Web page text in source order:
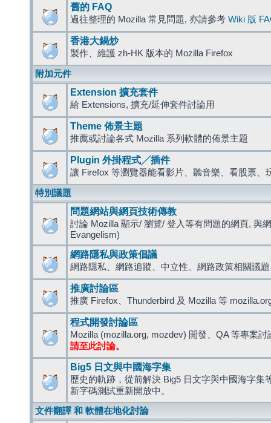
舊的 FAQ
過往整理的 Mozilla 常見問題, 亦請參考 Wiki 版
香港大鍋炒
製作、維護 zh-HK 版本的 Mozilla Firefox
附加元件
Extension 擴充套件
給 Extensions, 擴充/延伸套件討論用
Theme 佈景主題
推薦或討論各式 Mozilla 系列軟體的佈景主題
Plugin 外掛程式╱插件
讓 Firefox 等瀏覽器能看影片、聽音樂、看股票、
特別議題
問題網站與網頁技術傳教
討論 Mozilla 顯示/ 瀏覽/ 登入等有問題的網頁, 與
Evangelism)
網路隱私與政策倡議
網路隱私、網路追蹤、中立性、網路政策相關議題
推廣討論區
推廣 Firefox、Thunderbird 及 Mozilla 等
程式開發討論區
Mozilla (mozilla.org, mozdev) 開發、QA 等專案討
請至此討論。
Big5 日文與中國海字集
歷史的軌跡，從前解決 Big5 日文字與中國海字集
新字碼測試重新開放中。
文件翻譯 和 軟體在地化討論